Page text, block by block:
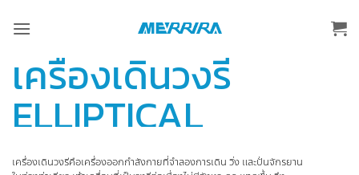
เนื้อหาเครื่องเดินวงรี
ELLIPTICAL
เครื่องเดินวงรีคือเครื่องออกกำลังกายที่จำลองการเดิน วิ่ง และปั่นจักรยาน